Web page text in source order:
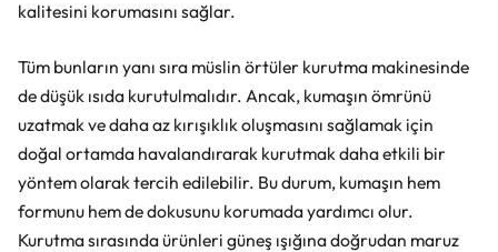
kalitesini korumasını sağlar.
Tüm bunların yanı sıra müslin örtüler kurutma makinesinde
de düşük ısıda kurutulmalıdır. Ancak, kumaşın ömrünü
uzatmak ve daha az kırışıklık oluşmasını sağlamak için
doğal ortamda havalandırarak kurutmak daha etkili bir
yöntem olarak tercih edilebilir. Bu durum, kumaşın hem
formunu hem de dokusunu korumada yardımcı olur.
Kurutma sırasında ürünleri güneş ışığına doğrudan maruz